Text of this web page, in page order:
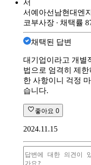
서
서예아선남현대엔
코부사장 ∙ 채택률
채택된 답변
대기업이라고 개별
법으로 엄격히 제
한 사항이니 걱정
습니다.
좋아요 0
2024.11.15